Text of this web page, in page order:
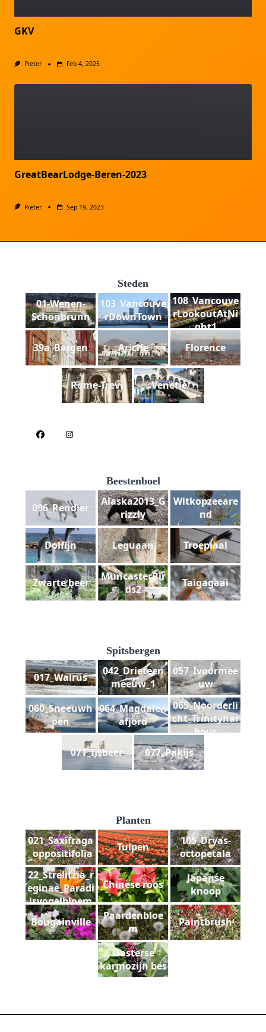
GKV
Pieter Feb 4, 2025
GreatBearLodge-Beren-2023
Pieter Sep 19, 2023
Steden
01-Wenen-
Schonbrunn
103_Vancouve
rDownTown
108_Vancouve
rLookoutAtNi
ght1
39a_Bergen
Aricife Florence
Rome-Trevi Venetie
Beestenboel
096_Rendier
Alaska2013_G
rizzly
Witkopzeeare
nd
Dolfijn Leguaan Troepiaal
Zwarte beer
MuncasterBir
ds2
Taigagaai
Spitsbergen
017_Walrus
042_Drieteen
meeuw_1
057_Ivoormee
uw
060_Sneeuwh
oen
064_Magdalen
afjord
065_Noorderli
cht_Trinityhar
bour
071_IJsbeer
077_Pakijs
Planten
021_Saxifraga
_oppositifolia
Tulpen
105_Dryas-
octopetala
22_Strelitzia_r
eginae_Paradi
jsvogelbloem
Chinese roos
Japanse
knoop
Bougainville
Paardenbloe
m
Paintbrush
Oosterse
karmozijn bes